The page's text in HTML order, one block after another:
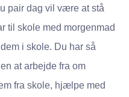
pair dag vil være at stå
til skole med morgenmad
i skole. Du har så
at arbejde fra om
fra skole, hjælpe med